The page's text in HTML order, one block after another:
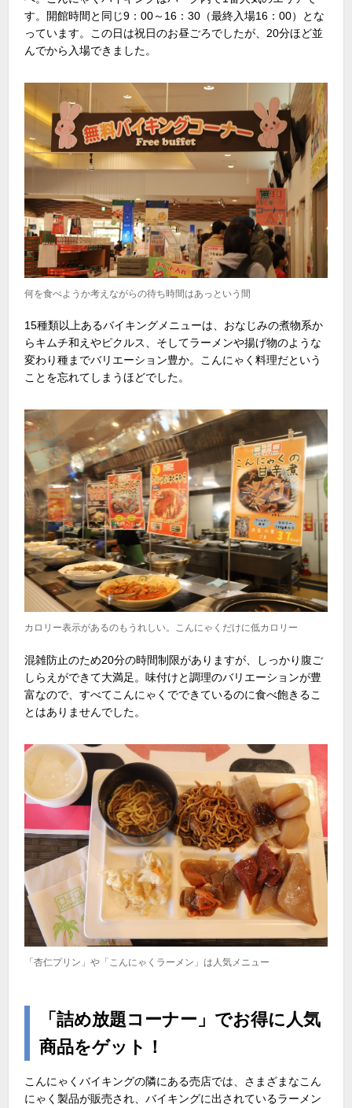
す。開館時間と同じ9：00～16：30（最終入場16：00）とな
っています。この日は祝日のお昼ごろでしたが、20分ほど並
んでから入場できました。
何を食べようか考えながらの待ち時間はあっという間
15種類以上あるバイキングメニューは、おなじみの煮物系か
らキムチ和えやピクルス、そしてラーメンや揚げ物のような
変わり種までバリエーション豊か。こんにゃく料理だという
ことを忘れてしまうほどでした。
カロリー表示があるのもうれしい。こんにゃくだけに低カロリー
混雑防止のため20分の時間制限がありますが、しっかり腹ご
しらえができて大満足。味付けと調理のバリエーションが豊
富なので、すべてこんにゃくでできているのに食べ飽きるこ
とはありませんでした。
「杏仁プリン」や「こんにゃくラーメン」は人気メニュー
「詰め放題コーナー」でお得に人気
商品をゲット！
こんにゃくバイキングの隣にある売店では、さまざまなこん
にゃく製品が販売され、バイキングに出されているラーメン